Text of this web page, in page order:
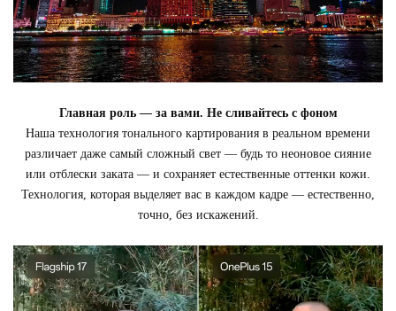
Главная роль — за вами. Не сливайтесь с фоном
Наша технология тонального картирования в реальном времени
различает даже самый сложный свет — будь то неоновое сияние
или отблески заката — и сохраняет естественные оттенки кожи.
Технология, которая выделяет вас в каждом кадре — естественно,
точно, без искажений.